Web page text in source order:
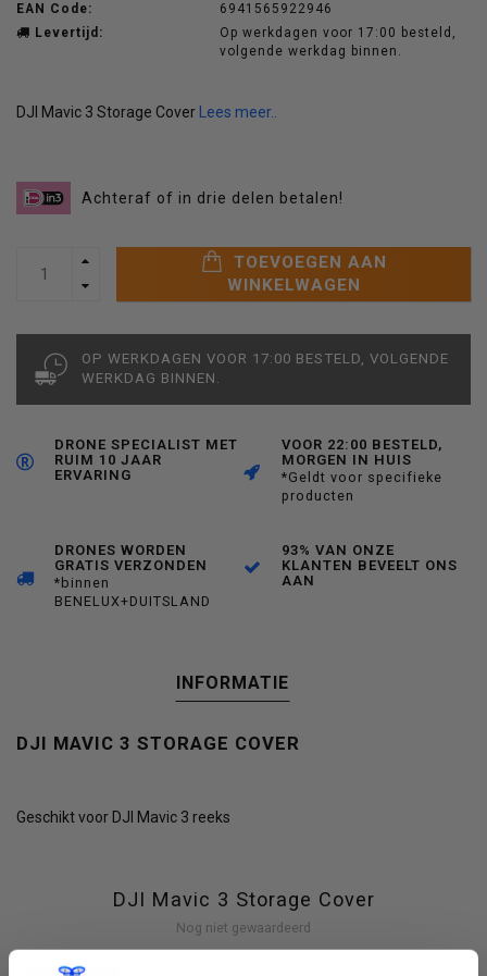
EAN Code:
6941565922946
Levertijd:
Op werkdagen voor 17:00 besteld,
volgende werkdag binnen.
DJI Mavic 3 Storage Cover Lees meer..
Achteraf of in drie delen betalen!
TOEVOEGEN AAN
WINKELWAGEN
OP WERKDAGEN VOOR 17:00 BESTELD, VOLGENDE
WERKDAG BINNEN.
DRONE SPECIALIST MET
RUIM 10 JAAR
ERVARING
VOOR 22:00 BESTELD,
MORGEN IN HUIS
*Geldt voor specifieke
producten
DRONES WORDEN
GRATIS VERZONDEN
*binnen
BENELUX+DUITSLAND
93% VAN ONZE
KLANTEN BEVEELT ONS
AAN
INFORMATIE
DJI MAVIC 3 STORAGE COVER
Geschikt voor DJI Mavic 3 reeks
DJI Mavic 3 Storage Cover
Nog niet gewaardeerd